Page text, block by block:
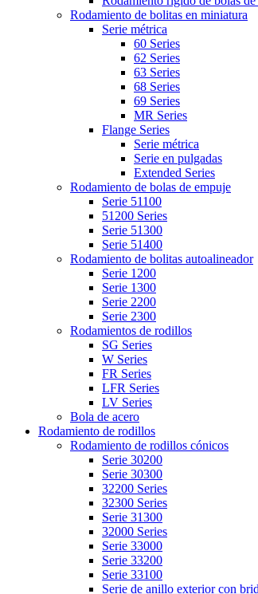
Rodamiento de bolitas en miniatura
Serie métrica
60 Series
62 Series
63 Series
68 Series
69 Series
MR Series
Flange Series
Serie métrica
Serie en pulgadas
Extended Series
Rodamiento de bolas de empuje
Serie 51100
51200 Series
Serie 51300
Serie 51400
Rodamiento de bolitas autoalineador
Serie 1200
Serie 1300
Serie 2200
Serie 2300
Rodamientos de rodillos
SG Series
W Series
FR Series
LFR Series
LV Series
Bola de acero
Rodamiento de rodillos
Rodamiento de rodillos cónicos
Serie 30200
Serie 30300
32200 Series
32300 Series
Serie 31300
32000 Series
Serie 33000
Serie 33200
Serie 33100
Serie de anillo exterior con